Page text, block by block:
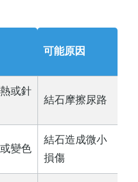
可能原因
或針
結石摩擦尿路
變色
結石造成微小
損傷